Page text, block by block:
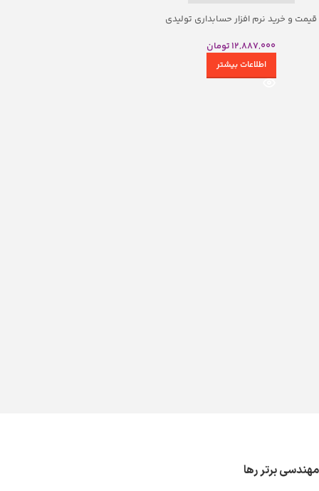
قیمت و خرید نرم افزار حسابداری تولیدی
12,887,000تومان
اطلاعات بیشتر
مهندسی برتر رها